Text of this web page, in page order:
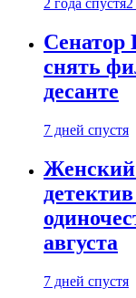
2 года спустя
Сенатор
снять
десанте
7 дней спустя
Женский
августа
7 дней спустя